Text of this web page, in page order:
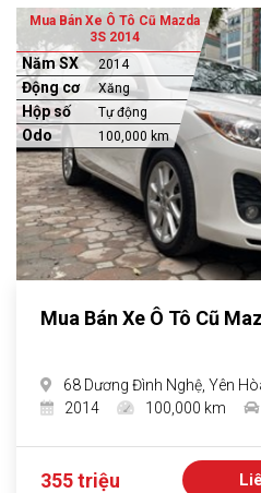
Mua Bán Xe Ô Tô Cũ Mazda
3S 2014
Năm SX 2014
Động cơ Xăng
Hộp số Tự động
Odo 100,000 km
Mua Bán Xe Ô Tô Cũ
68 Dương Đình Nghệ, Yên
2014
100,000 km
355 triệu